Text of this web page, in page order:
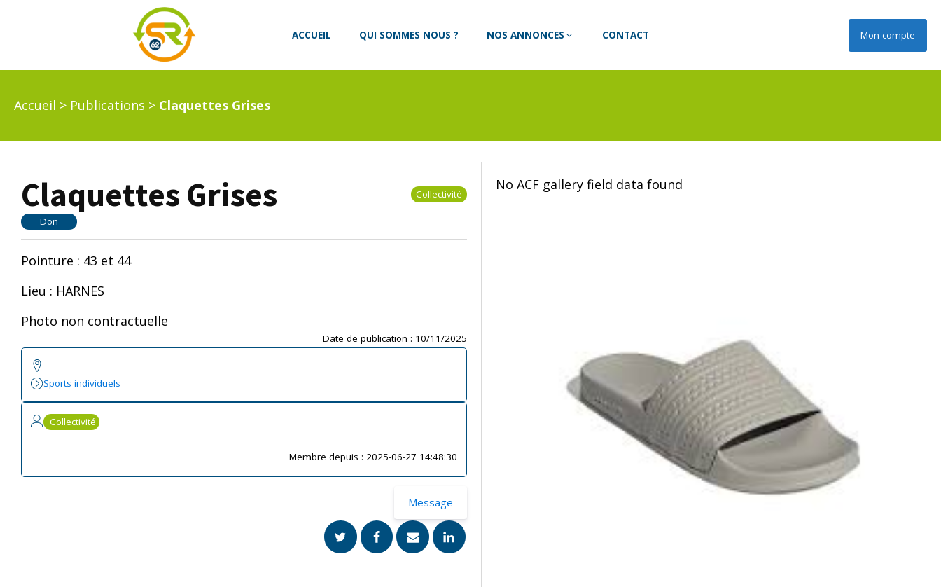
ACCUEIL QUI SOMMES NOUS ? NOS ANNONCES CONTACT Mon compte
Accueil > Publications > Claquettes Grises
Claquettes Grises Collectivité
Don
Pointure : 43 et 44
Lieu : HARNES
Photo non contractuelle
Date de publication : 10/11/2025
Sports individuels
Collectivité
Membre depuis : 2025-06-27 14:48:30
Message
No ACF gallery field data found